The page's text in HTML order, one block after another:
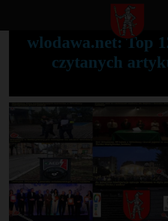
wlodawa.net: Top
czytanych